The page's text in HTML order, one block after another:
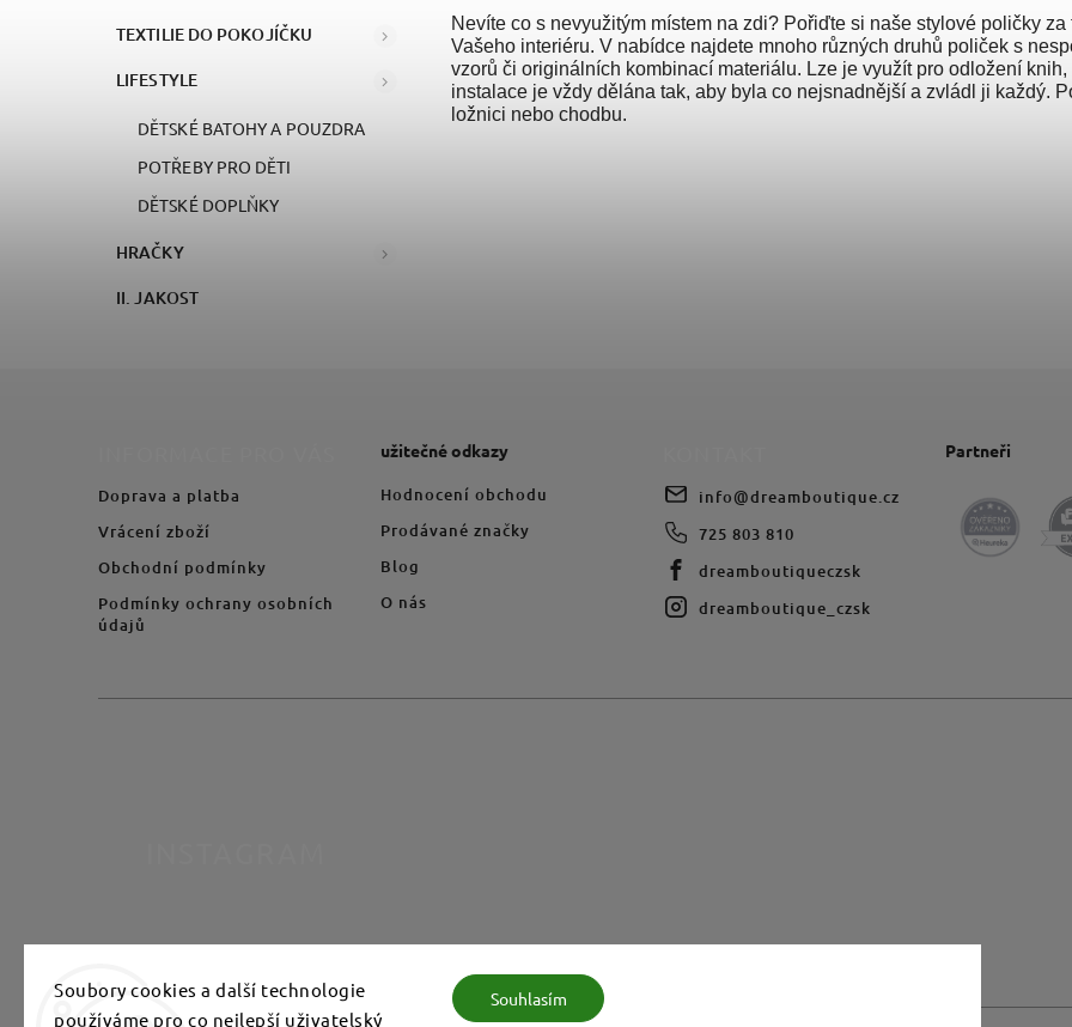
Soubory cookies a další technologie
používáme pro co nejlepší uživatelský
Souhlasím
TEXTILIE DO POKOJÍČKU
LIFESTYLE
DĚTSKÉ BATOHY A POUZDRA
POTŘEBY PRO DĚTI
DĚTSKÉ DOPLŇKY
HRAČKY
II. JAKOST
Nevíte co s nevyužitým místem na zdi? Pořiďte si naše stylové poličky
Vašeho interiéru. V nabídce najdete mnoho různých druhů poliček s
vzorů či originálních kombinací materiálu. Lze je využít pro odložení knih,
instalace je vždy dělána tak, aby byla co nejsnadnější a zvládl ji každý.
ložnici nebo chodbu.
Doprava a platba
Vrácení zboží
Obchodní podmínky
Podmínky ochrany osobních
údajů
užitečné odkazy
Hodnocení obchodu
Prodávané značky
Blog
O nás
info@dreamboutique.cz
725 803 810
dreamboutiqueczsk
dreamboutique_czsk
Partneři